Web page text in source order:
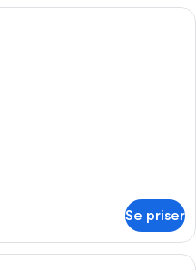
Ett hotellrum med en stor säng, två
Se priser
Ett vardagsrum med en soffa, två